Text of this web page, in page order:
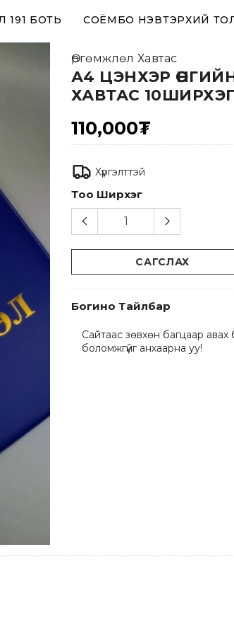
191 БОТЬ СОЁМБО НЭВТЭРХИЙ
Өргөмжлөл Хавтас
А4 ЦЭНХЭР
ХАВТАС 10ШИРХЭГ
110,000₮
Хүргэлттэй
Тоо Ширхэг
САГСЛАХ
Богино Тайлбар
Сайтаас зөвхөн багцаар
боломжгүйг анхаарна уу!